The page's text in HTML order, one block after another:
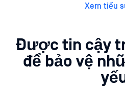
Xem tiểu
Được tin cậy
để bảo vệ